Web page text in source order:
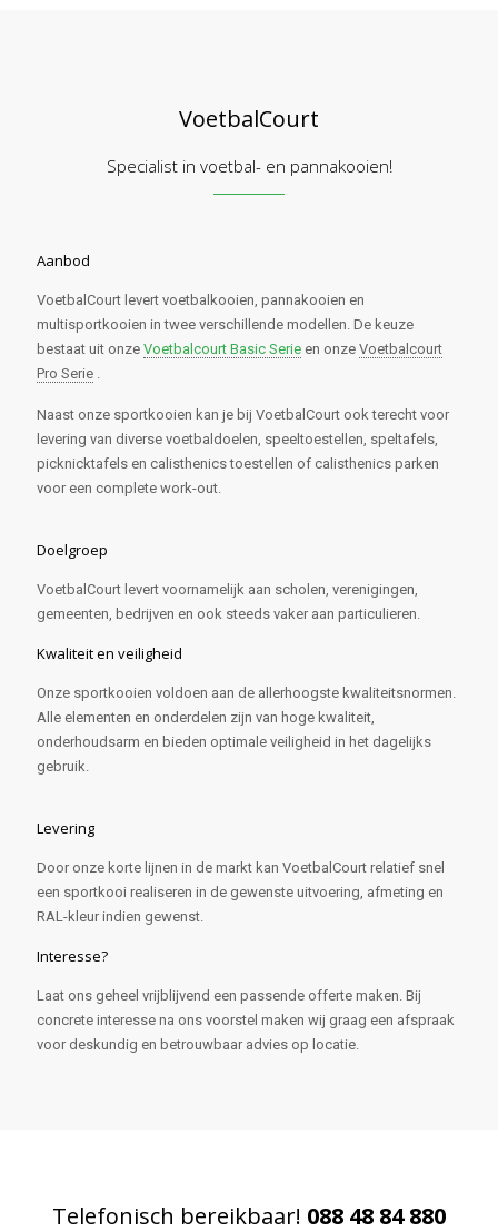
VoetbalCourt
Specialist in voetbal- en pannakooien!
Aanbod
VoetbalCourt levert voetbalkooien, pannakooien en
multisportkooien in twee verschillende modellen. De keuze
bestaat uit onze Voetbalcourt Basic Serie en onze Voetbalcourt
Pro Serie .
Naast onze sportkooien kan je bij VoetbalCourt ook terecht voor
levering van diverse voetbaldoelen, speeltoestellen, speltafels,
picknicktafels en calisthenics toestellen of calisthenics parken
voor een complete work-out.
Doelgroep
VoetbalCourt levert voornamelijk aan scholen, verenigingen,
gemeenten, bedrijven en ook steeds vaker aan particulieren.
Kwaliteit en veiligheid
Onze sportkooien voldoen aan de allerhoogste kwaliteitsnormen.
Alle elementen en onderdelen zijn van hoge kwaliteit,
onderhoudsarm en bieden optimale veiligheid in het dagelijks
gebruik.
Levering
Door onze korte lijnen in de markt kan VoetbalCourt relatief snel
een sportkooi realiseren in de gewenste uitvoering, afmeting en
RAL-kleur indien gewenst.
Interesse?
Laat ons geheel vrijblijvend een passende offerte maken. Bij
concrete interesse na ons voorstel maken wij graag een afspraak
voor deskundig en betrouwbaar advies op locatie.
Telefonisch bereikbaar! 088 48 84 880